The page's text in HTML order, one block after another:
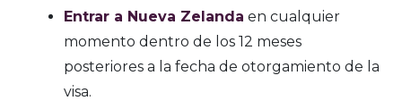
Entrar a Nueva Zelanda en cualquier
momento dentro de los 12 meses
posteriores a la fecha de otorgamiento de la
visa.